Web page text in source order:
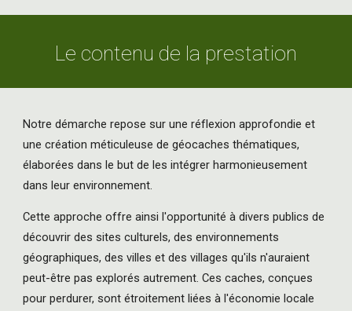
Le contenu de la prestation
Notre démarche repose sur une réflexion approfondie et
une création méticuleuse de géocaches thématiques,
élaborées dans le but de les intégrer harmonieusement
dans leur environnement.
Cette approche offre ainsi l'opportunité à divers publics de
découvrir des sites culturels, des environnements
géographiques, des villes et des villages qu'ils n'auraient
peut-être pas explorés autrement. Ces caches, conçues
pour perdurer, sont étroitement liées à l'économie locale